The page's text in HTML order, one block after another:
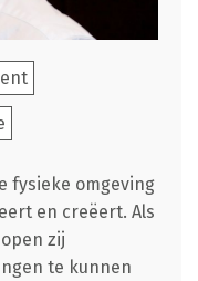
fysieke omgeving
en creëert. Als
zij
te kunnen